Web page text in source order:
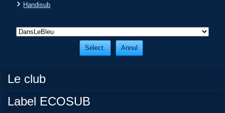
Handisub
Le club
Label ECOSUB